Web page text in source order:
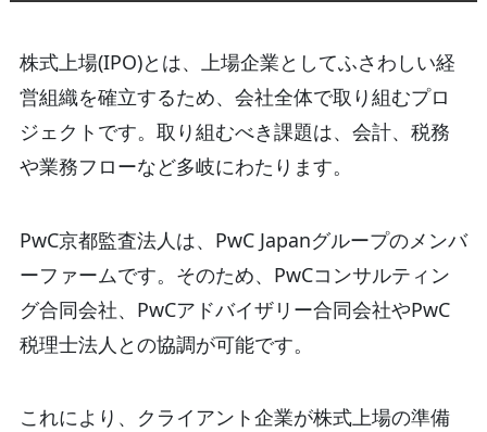
株式上場(IPO)とは、上場企業としてふさわしい経
営組織を確立するため、会社全体で取り組むプロ
ジェクトです。取り組むべき課題は、会計、税務
や業務フローなど多岐にわたります。
PwC京都監査法人は、PwC Japanグループのメンバ
ーファームです。そのため、PwCコンサルティン
グ合同会社、PwCアドバイザリー合同会社やPwC
税理士法人との協調が可能です。
これにより、クライアント企業が株式上場の準備